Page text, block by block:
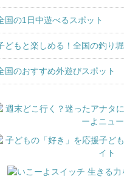
国の1日中遊べるスポット
どもと楽しめる！全国の釣り堀
国のおすすめ外遊びスポット